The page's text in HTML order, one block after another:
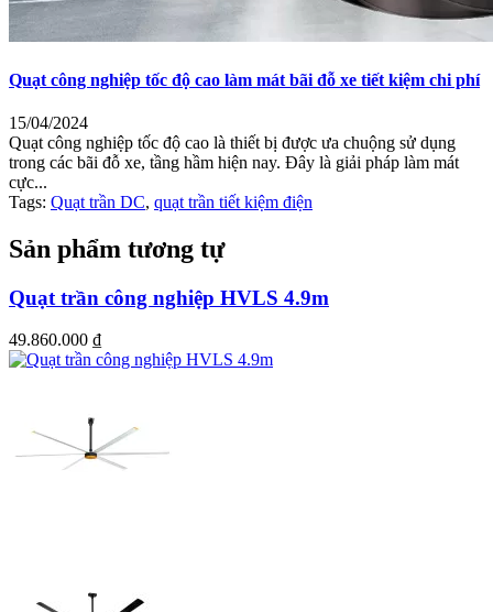
dụng tiêu biểu:
Sảnh khách sạn:Tạo không gian thông thoáng, sang trọng
Trung tâm triển lãm:Đảm bảo lưu thông khí cho hàng ngàn
Nhà kho cao cấp:
độ và độ ẩm quá cao.
Nhà ga, sân bay:Cung cấp luồng gió mát mẻ tại các khu
Quạt công nghiệp tốc độ cao làm mát bãi đỗ xe tiết kiệm chi phí
15/04/2024
Quạt công nghiệp tốc độ cao là thiết bị được ưa chuộng sử dụng
trong các bãi đỗ xe, tầng hầm hiện nay. Đây là giải pháp làm mát
cực...
Tags: Quạt trần DC, quạt trần tiết kiệm điện
Sản phẩm tương tự
Quạt trần công nghiệp HVLS 4.9m
49.860.000 ₫